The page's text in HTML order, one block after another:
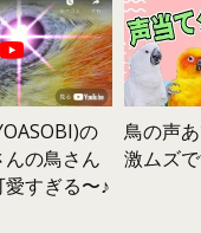
の
の鳥さん
すぎる〜♪
鳥の声
激ムズ